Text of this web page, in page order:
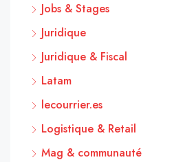
Jobs & Stages
Juridique
Juridique & Fiscal
Latam
lecourrier.es
Logistique & Retail
Mag & communauté